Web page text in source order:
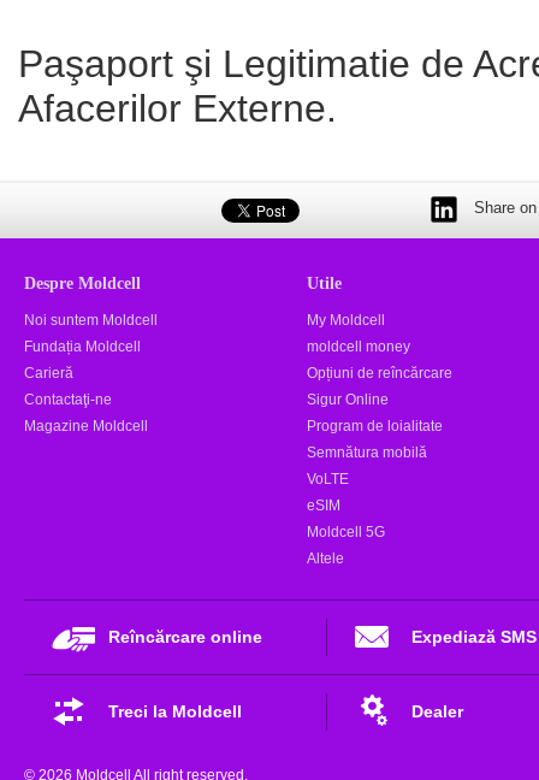
Paşaport şi Legitimatie de
Afacerilor Externe.
Share
Despre Moldcell
Noi suntem Moldcell
Fundația Moldcell
Carieră
Contactaţi-ne
Magazine Moldcell
Utile
My Moldcell
moldcell money
Opțiuni de reîncărcare
Sigur Online
Program de loialitate
Semnătura mobilă
VoLTE
eSIM
Moldcell 5G
Altele
Reîncărcare online Expediază SMS
Treci la Moldcell Dealer
© 2026 Moldcell All right reserved.